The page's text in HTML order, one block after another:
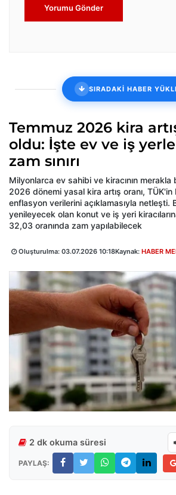
Yorumu Gönder
SIRADAKİ HABER
Temmuz 2026 kira
oldu: İşte ev ve iş
zam sınırı
Milyonlarca ev sahibi ve kiracının merakla
2026 dönemi yasal kira artış oranı, TÜK'in
enflasyon verilerini açıklamasıyla netleşti.
yenileyecek olan konut ve iş yeri
32,03 oranında zam yapılabilecek
Oluşturulma: 03.07.2026 10:18Kaynak: HABER
2 dk okuma süresi
PAYLAŞ: